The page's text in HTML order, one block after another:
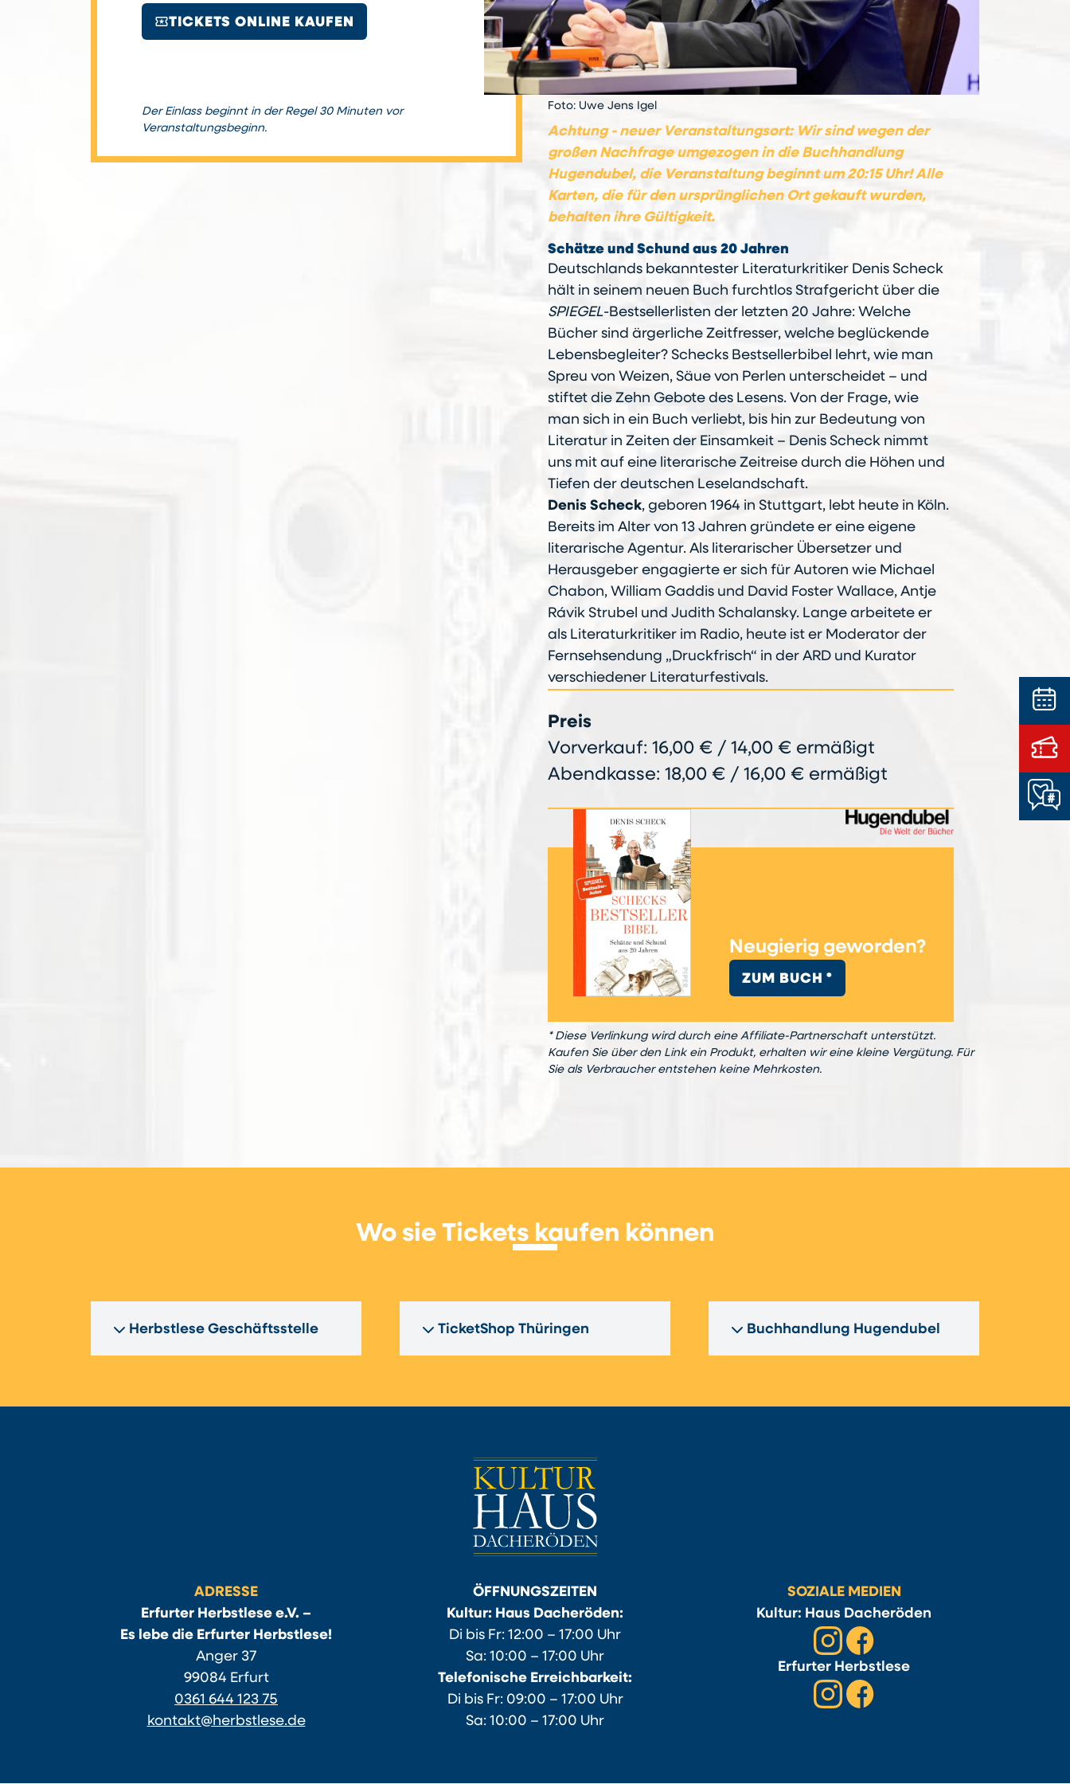
local_activityTICKETS ONLINE KAUFEN
Der Einlass beginnt in der Regel 30 Minuten vor
Veranstaltungsbeginn.
Foto: Uwe Jens Igel
Achtung - neuer Veranstaltungsort: Wir sind wegen der
großen Nachfrage umgezogen in die Buchhandlung
Hugendubel, die Veranstaltung beginnt um 20:15 Uhr! Alle
Karten, die für den ursprünglichen Ort gekauft wurden,
behalten ihre Gültigkeit.
Schätze und Schund aus 20 Jahren
Deutschlands bekanntester Literaturkritiker Denis Scheck
hält in seinem neuen Buch furchtlos Strafgericht über die
SPIEGEL-Bestsellerlisten der letzten 20 Jahre: Welche
Bücher sind ärgerliche Zeitfresser, welche beglückende
Lebensbegleiter? Schecks Bestsellerbibel lehrt, wie man
Spreu von Weizen, Säue von Perlen unterscheidet – und
stiftet die Zehn Gebote des Lesens. Von der Frage, wie
man sich in ein Buch verliebt, bis hin zur Bedeutung von
Literatur in Zeiten der Einsamkeit – Denis Scheck nimmt
uns mit auf eine literarische Zeitreise durch die Höhen und
Tiefen der deutschen Leselandschaft.
Denis Scheck, geboren 1964 in Stuttgart, lebt heute in Köln.
Bereits im Alter von 13 Jahren gründete er eine eigene
literarische Agentur. Als literarischer Übersetzer und
Herausgeber engagierte er sich für Autoren wie Michael
Chabon, William Gaddis und David Foster Wallace, Antje
Rávik Strubel und Judith Schalansky. Lange arbeitete er
als Literaturkritiker im Radio, heute ist er Moderator der
Fernsehsendung „Druckfrisch“ in der ARD und Kurator
verschiedener Literaturfestivals.
Preis
Vorverkauf: 16,00 € / 14,00 € ermäßigt
Abendkasse: 18,00 € / 16,00 € ermäßigt
Neugierig geworden?
ZUM BUCH *
* Diese Verlinkung wird durch eine Affiliate-Partnerschaft unterstützt.
Kaufen Sie über den Link ein Produkt, erhalten wir eine kleine Vergütung. Für
Sie als Verbraucher entstehen keine Mehrkosten.
Wo sie Tickets kaufen können
Herbstlese Geschäftsstelle TicketShop Thüringen Buchhandlung Hugendubel
ADRESSE
Erfurter Herbstlese e.V. –
Es lebe die Erfurter Herbstlese!
Anger 37
99084 Erfurt
0361 644 123 75
kontakt@herbstlese.de
ÖFFNUNGSZEITEN
Kultur: Haus Dacheröden:
Di bis Fr: 12:00 – 17:00 Uhr
Sa: 10:00 – 17:00 Uhr
Telefonische Erreichbarkeit:
Di bis Fr: 09:00 – 17:00 Uhr
Sa: 10:00 – 17:00 Uhr
SOZIALE MEDIEN
Kultur: Haus Dacheröden
Erfurter Herbstlese